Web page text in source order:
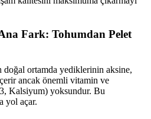
Fark: Tohumdan Pelet
doğal ortamda yediklerinin aksine,
ancak önemli vitamin ve
Kalsiyum) yoksundur. Bu
yol açar.